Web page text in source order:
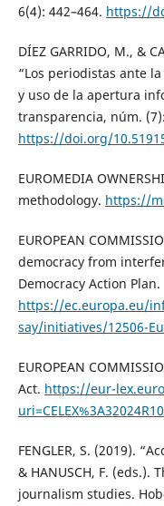
6(4): 442–464. https://
DÍEZ GARRIDO, M., &
“Los periodistas ante
y uso de la apertura
transparencia, núm.
https://doi.org/
EUROMEDIA
methodology. https://
EUROPEAN
democracy from
Democracy Action Plan.
https://ec.europa.eu/
say/initiatives/12506-
EUROPEAN
Act. https://eur-
FENGLER, S. (2019).
& HANUSCH, F. (eds.).
journalism studies.